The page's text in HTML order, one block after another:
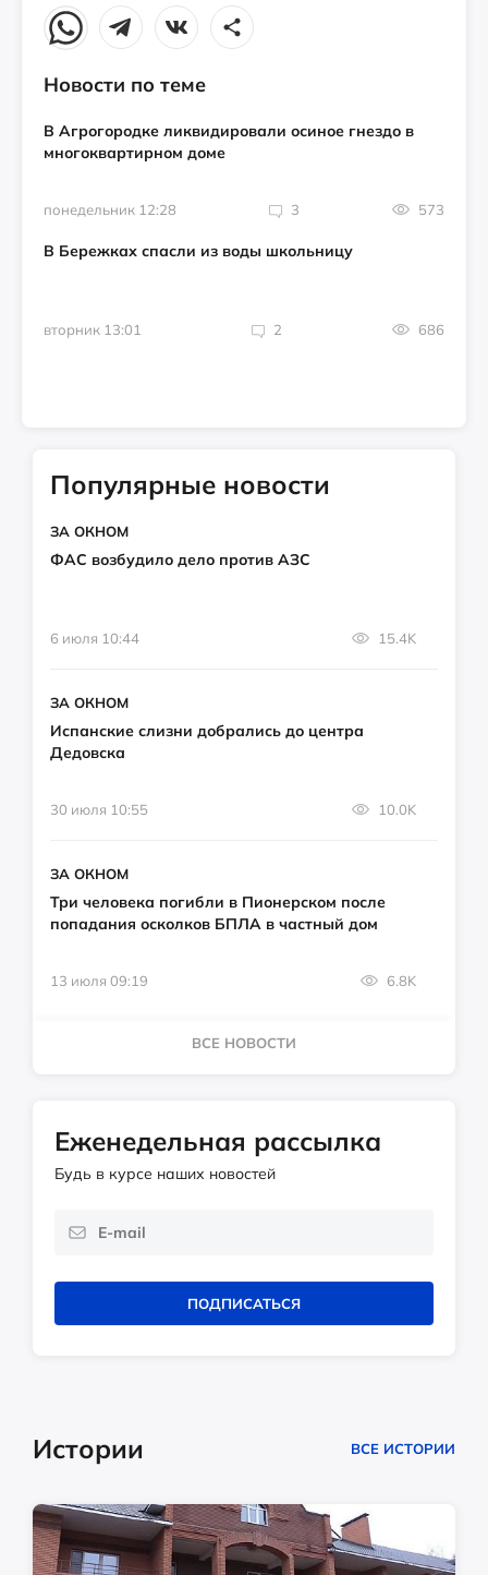
Новости по теме
В Агрогородке ликвидировали осиное гнездо в
многоквартирном доме
понедельник 12:28 3 573
В Бережках спасли из воды школьницу
вторник 13:01 2 686
Популярные новости
ЗА ОКНОМ
ФАС возбудило дело против АЗС
6 июля 10:44 15.4K
ЗА ОКНОМ
Испанские слизни добрались до центра
Дедовска
30 июля 10:55 10.0K
ЗА ОКНОМ
Три человека погибли в Пионерском после
попадания осколков БПЛА в частный дом
13 июля 09:19 6.8K
ВСЕ НОВОСТИ
Еженедельная рассылка
Будь в курсе наших новостей
ПОДПИСАТЬСЯ
Истории ВСЕ ИСТОРИИ